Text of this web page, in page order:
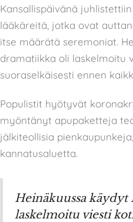
Kansallispäivänä
lääkäreitä, jotka ovat
itse määrätä seremoniat.
dramatiikka oli laskelmoitu
suoraselkäisesti ennen
Populistit hyötyvät
myöntänyt apupaketteja
jälkiteollisia
kannatusaluetta.
Heinäkuussa
laskelmoitu viesti